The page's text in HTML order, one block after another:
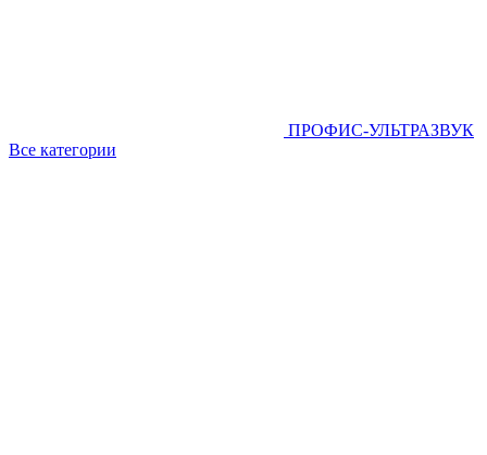
ПРОФИС-УЛЬТРАЗВУК
Все категории